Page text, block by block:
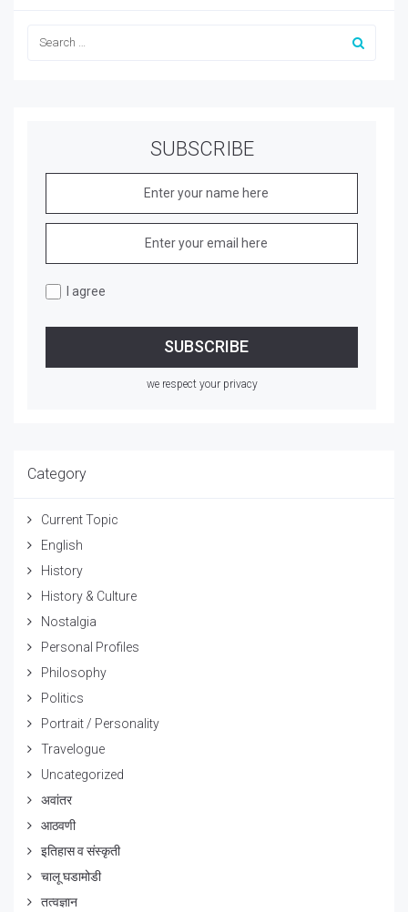
SUBSCRIBE
I agree
we respect your privacy
Category
Current Topic
English
History
History & Culture
Nostalgia
Personal Profiles
Philosophy
Politics
Portrait / Personality
Travelogue
Uncategorized
अवांतर
आठवणी
इतिहास व संस्कृती
चालू घडामोडी
तत्वज्ञान